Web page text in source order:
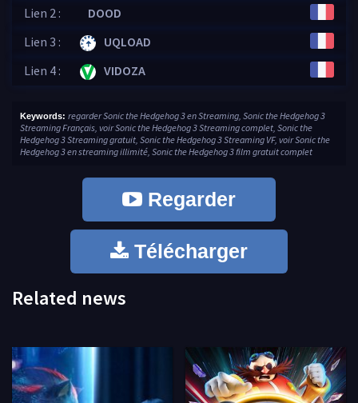
Lien 2 :
DOOD
Lien 3 :
UQLOAD
Lien 4 :
VIDOZA
Keywords: regarder Sonic the Hedgehog 3 en Streaming, Sonic the Hedgehog 3
Streaming Français, voir Sonic the Hedgehog 3 Streaming complet, Sonic the
Hedgehog 3 Streaming gratuit, Sonic the Hedgehog 3 Streaming VF, voir Sonic the
Hedgehog 3 en streaming illimité, Sonic the Hedgehog 3 film gratuit complet
Regarder
Télécharger
Related news